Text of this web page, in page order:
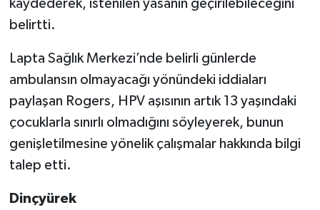
kaydederek, istenilen yasanın geçirilebileceğini
belirtti.
Lapta Sağlık Merkezi’nde belirli günlerde
ambulansın olmayacağı yönündeki iddiaları
paylaşan Rogers, HPV aşısının artık 13 yaşındaki
çocuklarla sınırlı olmadığını söyleyerek, bunun
genişletilmesine yönelik çalışmalar hakkında bilgi
talep etti.
Dinçyürek